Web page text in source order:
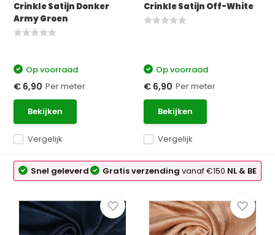
Crinkle Satijn Donker
Army Groen
Vergelijk
Op voorraad
€ 6,90 Per meter
Bekijken
Crinkle Satijn Off-White
Vergelijk
Op voorraad
€ 6,90 Per meter
Bekijken
Snel geleverd Gratis verzendingvanaf €150 NL & BE